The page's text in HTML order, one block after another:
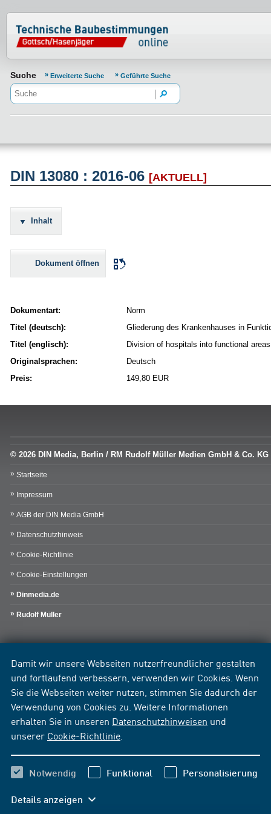
Damit wir unsere Webseiten nutzerfreundlicher gestalten
und fortlaufend verbessern, verwenden wir Cookies. Wenn
Sie die Webseiten weiter nutzen, stimmen Sie dadurch der
Verwendung von Cookies zu. Weitere Informationen
erhalten Sie in unseren Datenschutzhinweisen und
unserer Cookie-Richtlinie
Notwendig Funktional Personalisierung
Details anzeigen
Normenportal Barrierefreiheit
Suche Erweiterte Suche Geführte Suche
DIN 13080 : 2016-06 [AKTUELL]
Inhalt
Dokument öffnen
Dokumentart:
Norm
Titel (deutsch):
Gliederung des Krankenhauses in
Titel (englisch):
Division of hospitals into functional
Originalsprachen:
Deutsch
Preis:
149,80 EUR
© 2026 DIN Media, Berlin / RM Rudolf Müller Medien GmbH & Co. KG
Startseite
Impressum
AGB der DIN Media GmbH
Datenschutzhinweis
Cookie-Richtlinie
Cookie-Einstellungen
Dinmedia.de
Rudolf Müller